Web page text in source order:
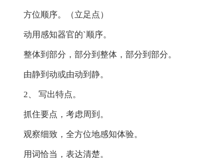
方位顺序。（立足点）
动用感知器官的`顺序。
整体到部分，部分到整体，部分到部分。
由静到动或由动到静。
2、 写出特点。
抓住要点，考虑周到。
观察细致，全方位地感知体验。
用词恰当，表达清楚。